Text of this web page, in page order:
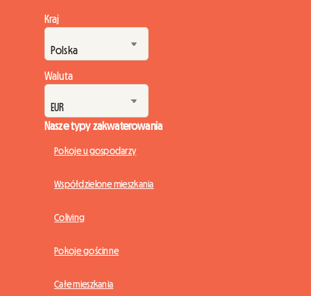
Kraj
Waluta
Nasze typy zakwaterowania
Pokoje u gospodarzy
Współdzielone mieszkania
Coliving
Pokoje gościnne
Całe mieszkania